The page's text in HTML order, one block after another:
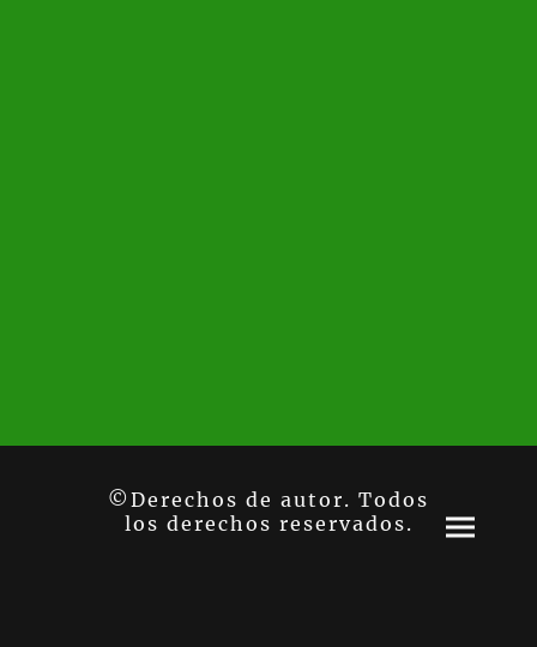
©Derechos de autor. Todos
los derechos reservados.